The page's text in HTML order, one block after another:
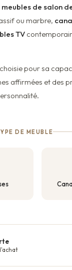
meubles de salon
ou marbre,
TV
pour sa
affirmées et des
DE MEUBLE